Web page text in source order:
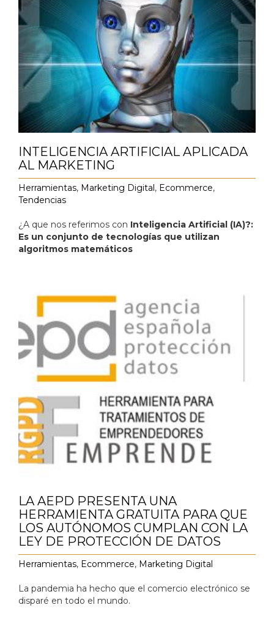
INTELIGENCIA ARTIFICIAL APLICADA
AL MARKETING
Herramientas, Marketing Digital, Ecommerce,
Tendencias
¿A que nos referimos con Inteligencia Artificial (IA)?:
Es un conjunto de tecnologías que utilizan
algoritmos matemáticos
LA AEPD PRESENTA UNA
HERRAMIENTA GRATUITA PARA QUE
LOS AUTÓNOMOS CUMPLAN CON LA
LEY DE PROTECCIÓN DE DATOS
Herramientas, Ecommerce, Marketing Digital
La pandemia ha hecho que el comercio electrónico se
disparé en todo el mundo.